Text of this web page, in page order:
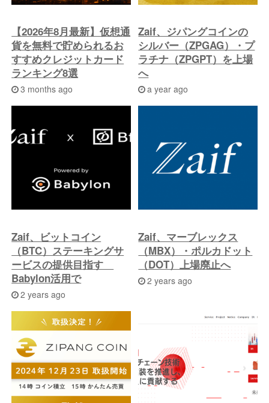
へ
【2026年8月最新】仮想通
貨を無料で貯められるお
すすめクレジットカード
ランキング8選
3 months ago
Zaif、ジパングコインの
シルバー（ZPGAG）・プ
ラチナ（ZPGPT）を上場
へ
a year ago
Zaif、ビットコイン
（BTC）ステーキングサ
ービスの提供目指す
Babylon活用で
2 years ago
Zaif、マーブレックス
（MBX）・ポルカドット
（DOT）上場廃止へ
2 years ago